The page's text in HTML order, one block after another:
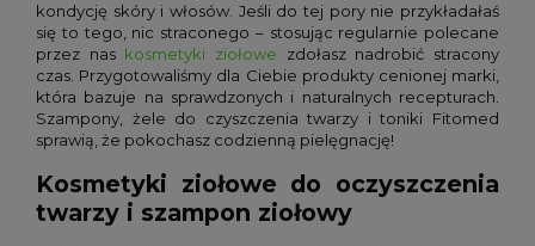
kondycję skóry i włosów. Jeśli do tej pory nie przykładałaś
się to tego, nic straconego – stosując regularnie polecane
przez nas kosmetyki ziołowe zdołasz nadrobić stracony
czas. Przygotowaliśmy dla Ciebie produkty cenionej marki,
która bazuje na sprawdzonych i naturalnych recepturach.
Szampony, żele do czyszczenia twarzy i toniki Fitomed
sprawią, że pokochasz codzienną pielęgnację!
Kosmetyki ziołowe do oczyszczenia
twarzy i szampon ziołowy